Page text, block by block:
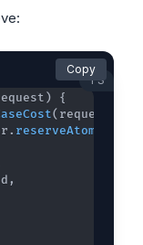
TS
)
{
( request
. reserveAtomically
,
Copy